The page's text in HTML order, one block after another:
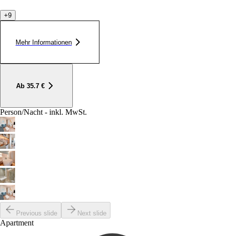
+9
Mehr Informationen
Ab 35.7 €
Person/Nacht - inkl. MwSt.
Previous slide Next slide
Apartment